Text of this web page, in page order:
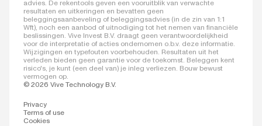
advies. De rekentools geven een vooruitblik van verwachte
resultaten en uitkeringen en bevatten geen
beleggingsaanbeveling of beleggingsadvies (in de zin van 1:1
Wft), noch een aanbod of uitnodiging tot het nemen van financiële
beslissingen. Vive Invest B.V. draagt geen verantwoordelijkheid
voor de interpretatie of acties ondernomen o.b.v. deze informatie.
Wijzigingen en typefouten voorbehouden. Resultaten uit het
verleden bieden geen garantie voor de toekomst. Beleggen kent
risico's, je kunt (een deel van) je inleg verliezen. Bouw bewust
vermogen op.
© 2026 Vive Technology B.V.
Privacy
Terms of use
Cookies